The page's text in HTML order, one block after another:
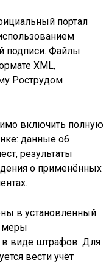
портал
подписи. Файлы
XML,
Рострудом
включить полную
данные об
результаты
о применённых
в установленный
меры
в виде штрафов. Для
вести учёт